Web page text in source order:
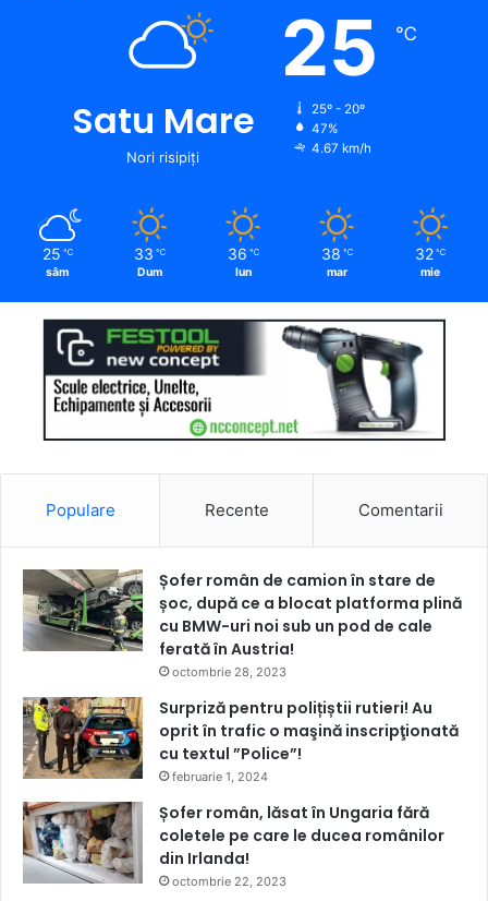
Satu Mare
Nori risipiți
25 ℃
25º - 20º
47%
4.67 km/h
25 ℃
sâm
33 ℃
Dum
36 ℃
lun
38 ℃
mar
32 ℃
mie
Populare Recente Comentarii
Șofer român de camion în stare de
șoc, după ce a blocat platforma plină
cu BMW-uri noi sub un pod de cale
ferată în Austria!
octombrie 28, 2023
Surpriză pentru polițiștii rutieri! Au
oprit în trafic o maşină inscripţionată
cu textul ”Police”!
februarie 1, 2024
Șofer român, lăsat în Ungaria fără
coletele pe care le ducea românilor
din Irlanda!
octombrie 22, 2023